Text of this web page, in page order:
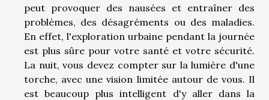
peut provoquer des nausées et entraîner des
problèmes, des désagréments ou des maladies.
En effet, l'exploration urbaine pendant la journée
est plus sûre pour votre santé et votre sécurité.
La nuit, vous devez compter sur la lumière d'une
torche, avec une vision limitée autour de vous. Il
est beaucoup plus intelligent d'y aller dans la